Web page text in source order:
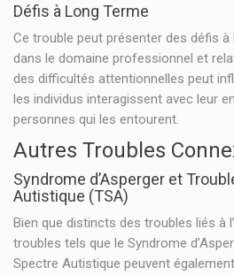
Défis à Long Terme
Ce trouble peut présenter des défis
dans le domaine professionnel et
des difficultés attentionnelles peut
les individus interagissent avec leur
personnes qui les entourent.
Autres Troubles
Syndrome d’Asperger et
Autistique (TSA)
Bien que distincts des troubles liés à
troubles tels que le Syndrome
Spectre Autistique peuvent